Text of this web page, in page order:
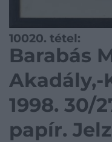
10020. tétel:
Barabás
Akadály,-
1998. 30/
papír.